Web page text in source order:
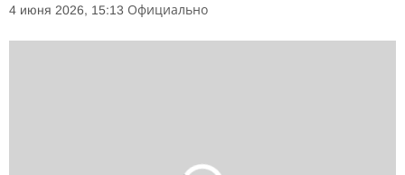
4 июня 2026, 15:13 Официально